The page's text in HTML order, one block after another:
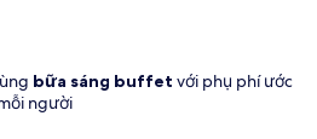
bữa sáng buffet với phụ phí ước
người